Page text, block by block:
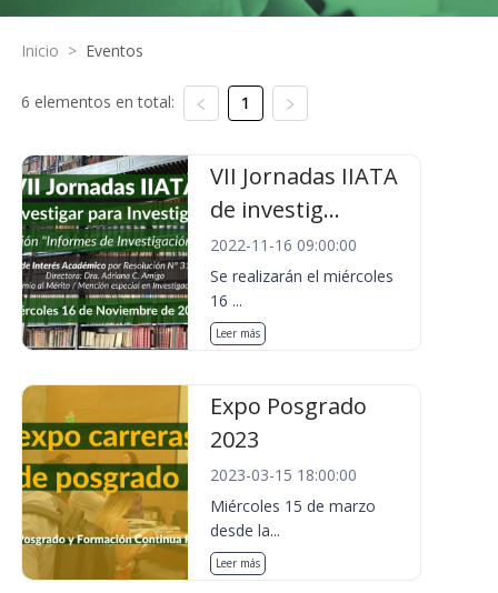
Inicio > Eventos
6 elementos en total: 1
VII Jornadas IIATA
de investig...
2022-11-16 09:00:00
Se realizarán el miércoles
16 ...
Leer más
Expo Posgrado
2023
2023-03-15 18:00:00
Miércoles 15 de marzo
desde la...
Leer más